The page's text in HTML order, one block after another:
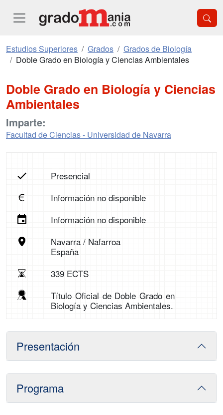
Estudios Superiores Grados
Grados de Biología
Doble Grado en Biología y Ciencias Ambientales
Doble Grado en Biología y Ciencias
Ambientales
Imparte:
Facultad de Ciencias - Universidad de Navarra
Presencial
Información no disponible
Información no disponible
Navarra / Nafarroa
España
339 ECTS
Título Oficial de Doble Grado en
Biología y Ciencias Ambientales.
Presentación
Programa